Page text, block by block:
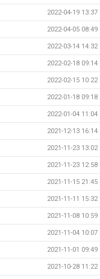
2022-04-19 13:37
2022-04-05 08:49
2022-03-14 14:32
2022-02-18 09:14
2022-02-15 10:22
2022-01-18 09:18
2022-01-04 11:04
2021-12-13 16:14
2021-11-23 13:02
2021-11-23 12:58
2021-11-15 21:45
2021-11-11 15:32
2021-11-08 10:59
2021-11-04 10:07
2021-11-01 09:49
2021-10-28 11:22